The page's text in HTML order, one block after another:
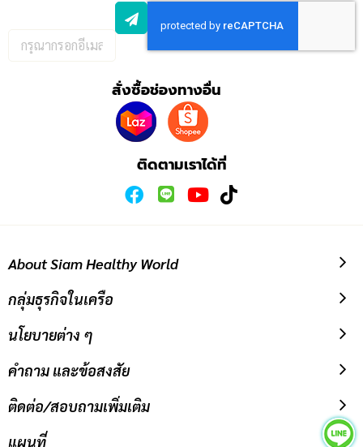
กรอก
สั่งซื้อช่องทางอื่น
ติดตามเราได้ที่
About Siam Healthy World
กลุ่มธุรกิจในเครือ
นโยบายต่าง ๆ
คำถาม และข้อสงสัย
ติดต่อ/สอบถามเพิ่มเติม
แผนที่